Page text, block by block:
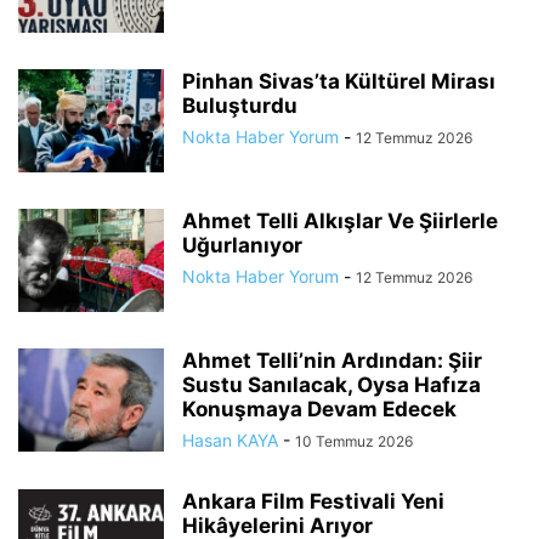
Pinhan Sivas’ta Kültürel Mirası
Buluşturdu
Nokta Haber Yorum - 12 Temmuz 2026
Ahmet Telli Alkışlar Ve Şiirlerle
Uğurlanıyor
Nokta Haber Yorum - 12 Temmuz 2026
Ahmet Telli’nin Ardından: Şiir
Sustu Sanılacak, Oysa Hafıza
Konuşmaya Devam Edecek
Hasan KAYA - 10 Temmuz 2026
Ankara Film Festivali Yeni
Hikâyelerini Arıyor